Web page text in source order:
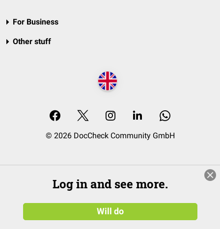
For Business
Other stuff
© 2026 DocCheck Community GmbH
Log in and see more.
Will do